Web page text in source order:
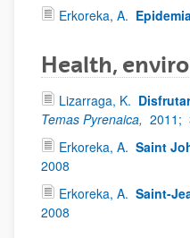
Erkoreka, A.
Health,
Lizarraga, K.
Temas Pyrenaica, 2011;
Erkoreka, A. Saint
2008
Erkoreka, A. Saint-
2008